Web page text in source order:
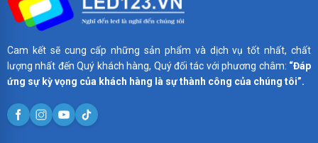
Cam kết sẽ cung cấp những sản phẩm và dịch vụ tốt nhất, chất
lượng nhất đến Quý khách hàng, Quý đối tác với phương châm: “Đáp
ứng sự kỳ vọng của khách hàng là sự thành công của chúng tôi”.